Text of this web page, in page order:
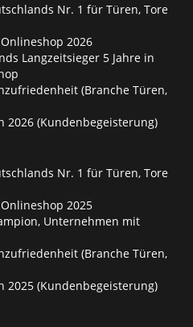
Nr. 1 für Türen, Tore
2026
Langzeitsieger 5 Jahre in
(Branche Türen,
2026 (Kundenbegeisterung)
Nr. 1 für Türen, Tore
2025
Unternehmen mit
(Branche Türen,
2025 (Kundenbegeisterung)